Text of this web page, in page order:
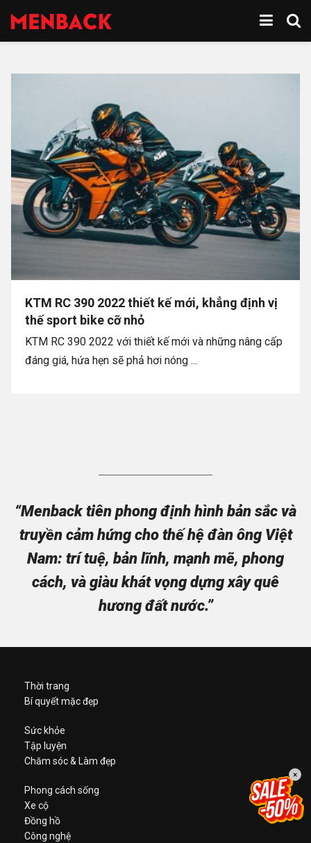
KTM RC 390 2022 thiết kế mới, khẳng định vị
thế sport bike cỡ nhỏ
KTM RC 390 2022 với thiết kế mới và những nâng cấp
đáng giá, hứa hẹn sẽ phả hơi nóng ...
“Menback tiên phong định hình bản sắc và
truyền cảm hứng cho thế hệ đàn ông Việt
Nam: trí tuệ, bản lĩnh, mạnh mẽ, phong
cách, và giàu khát vọng dựng xây quê
hương đất nước.”
Thời trang
Bí quyết mặc đẹp
Sức khỏe
Tập luyện
Chăm sóc & Làm đẹp
Phong cách sống
Xe cộ
Đồng hồ
Công nghệ
×